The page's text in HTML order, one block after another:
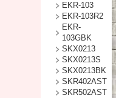
EKR-103
EKR-103R2
EKR-
103GBK
SKX0213
SKX0213S
SKX0213BK
SKR402AST
SKR502AST